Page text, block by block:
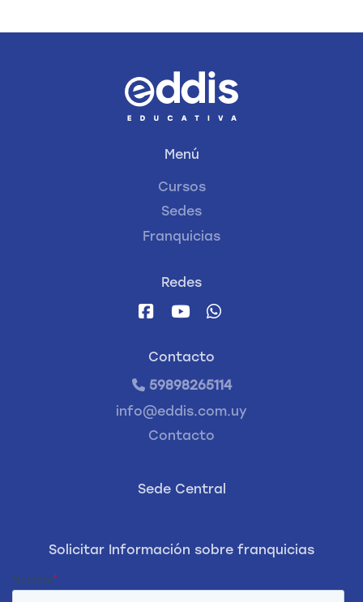
Menú
Cursos
Sedes
Franquicias
Redes
Contacto
59898265114
info@eddis.com.uy
Contacto
Sede Central
Solicitar Información sobre franquicias